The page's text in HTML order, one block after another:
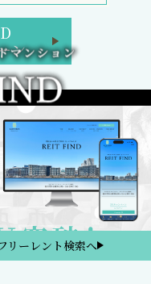
ン
リーレント検索へ